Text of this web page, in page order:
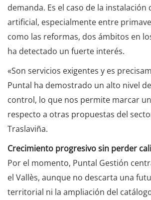
demanda. Es el caso de la instalación
artificial, especialmente entre
como las reformas, dos ámbitos en
ha detectado un fuerte interés.
«Son servicios exigentes y es
Puntal ha demostrado un alto nivel
control, lo que nos permite marcar
respecto a otras propuestas del
Traslaviña.
Crecimiento progresivo sin perder
Por el momento, Puntal Gestión
el Vallès, aunque no descarta una
territorial ni la ampliación del